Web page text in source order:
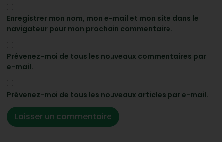
Enregistrer mon nom, mon e-mail et mon site dans le
navigateur pour mon prochain commentaire.
Prévenez-moi de tous les nouveaux commentaires par
e-mail.
Prévenez-moi de tous les nouveaux articles par e-mail.